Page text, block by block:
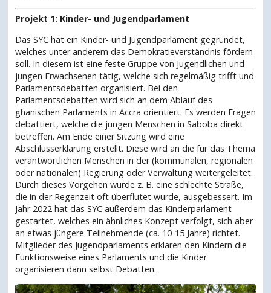
Projekt 1: Kinder- und Jugendparlament
Das SYC hat ein Kinder- und Jugendparlament gegründet,
welches unter anderem das Demokratieverständnis fördern
soll. In diesem ist eine feste Gruppe von Jugendlichen und
jungen Erwachsenen tätig, welche sich regelmäßig trifft und
Parlamentsdebatten organisiert. Bei den
Parlamentsdebatten wird sich an dem Ablauf des
ghanischen Parlaments in Accra orientiert. Es werden Fragen
debattiert, welche die jungen Menschen in Saboba direkt
betreffen. Am Ende einer Sitzung wird eine
Abschlusserklärung erstellt. Diese wird an die für das Thema
verantwortlichen Menschen in der (kommunalen, regionalen
oder nationalen) Regierung oder Verwaltung weitergeleitet.
Durch dieses Vorgehen wurde z. B. eine schlechte Straße,
die in der Regenzeit oft überflutet wurde, ausgebessert. Im
Jahr 2022 hat das SYC außerdem das Kinderparlament
gestartet, welches ein ähnliches Konzept verfolgt, sich aber
an etwas jüngere Teilnehmende (ca. 10-15 Jahre) richtet.
Mitglieder des Jugendparlaments erklären den Kindern die
Funktionsweise eines Parlaments und die Kinder
organisieren dann selbst Debatten.